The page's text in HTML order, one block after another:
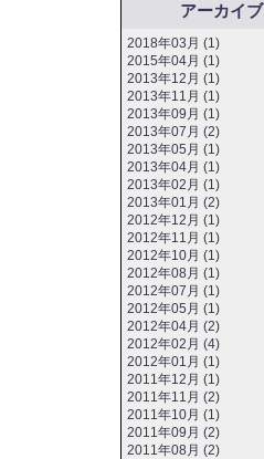
アーカイブ
2018年03月 (1)
2015年04月 (1)
2013年12月 (1)
2013年11月 (1)
2013年09月 (1)
2013年07月 (2)
2013年05月 (1)
2013年04月 (1)
2013年02月 (1)
2013年01月 (2)
2012年12月 (1)
2012年11月 (1)
2012年10月 (1)
2012年08月 (1)
2012年07月 (1)
2012年05月 (1)
2012年04月 (2)
2012年02月 (4)
2012年01月 (1)
2011年12月 (1)
2011年11月 (2)
2011年10月 (1)
2011年09月 (2)
2011年08月 (2)